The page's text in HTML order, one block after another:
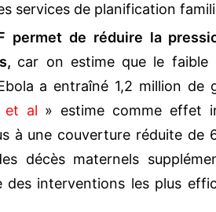
services de planification
permet de réduire la
car on estime que le faible
a entraîné 1,2 million de
et al » estime comme effet
à une couverture réduite de
décès maternels
des interventions les plus